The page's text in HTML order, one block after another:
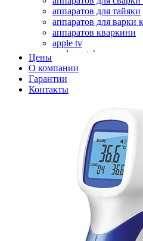
аппаратов для тайяки
аппаратов для варки
аппаратов кваркини
apple tv
apple watch
аромадиффузоров
аромастанций
ароматизаторов
аудиоплееров
аудиопроцессоров
аудиосистем
аудиоусилителей
авто акустики,
авто мониторов
автохолодильников
автокондиционера
автоматики для
автоматики
автоматики
автомобильных
автомоек
автотрансформаторов
Цены
О компании
Гарантии
Контакты